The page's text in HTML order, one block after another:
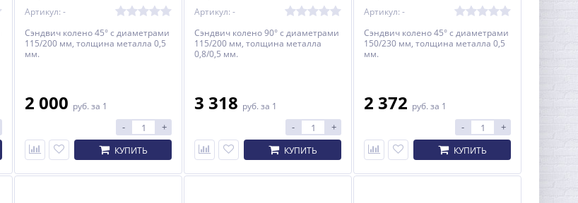
ХИТ
Артикул: -
Сэндвич колено 45° с диаметрами
115/200 мм, толщина металла 0,5
мм.
2 000 руб. за 1
- +
КУПИТЬ
Артикул: -
Сэндвич колено 90° с диаметрами
115/200 мм, толщина металла
0,8/0,5 мм.
3 318 руб. за 1
- +
КУПИТЬ
Артикул: -
Сэндвич колено 45° с диаметрами
150/230 мм, толщина металла 0,5
мм.
2 372 руб. за 1
- +
КУПИТЬ